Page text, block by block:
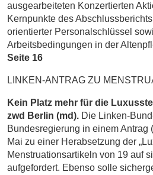
ausgearbeiteten Konzertierten
Kernpunkte des
orientierter Personalschlüssel
Arbeitsbedingungen in der
Seite 16
LINKEN-ANTRAG ZU
Kein Platz mehr für die
zwd Berlin (md). Die Linken-
Bundesregierung in einem Antrag
Mai zu einer Herabsetzung der
Menstruationsartikeln von 19 auf
aufgefordert. Ebenso solle